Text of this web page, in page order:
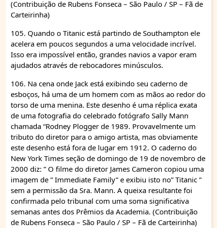
(Contribuição de Rubens Fonseca – São Paulo / SP – Fã de
Carteirinha)
105. Quando o Titanic está partindo de Southampton ele
acelera em poucos segundos a uma velocidade incrível.
Isso era impossível então, grandes navios a vapor eram
ajudados através de rebocadores minúsculos.
106. Na cena onde Jack está exibindo seu caderno de
esboços, há uma de um homem com as mãos ao redor do
torso de uma menina. Este desenho é uma réplica exata
de uma fotografia do celebrado fotógrafo Sally Mann
chamada “Rodney Plogger de 1989. Provavelmente um
tributo do diretor para o amigo artista, mas obviamente
este desenho está fora de lugar em 1912. O caderno do
New York Times seção de domingo de 19 de novembro de
2000 diz: ” O filme do diretor James Cameron copiou uma
imagem de ” Immediate Family” e exibiu isto no” Titanic ”
sem a permissão da Sra. Mann. A queixa resultante foi
confirmada pelo tribunal com uma soma significativa
semanas antes dos Prêmios da Academia. (Contribuição
de Rubens Fonseca – São Paulo / SP – Fã de Carteirinha)